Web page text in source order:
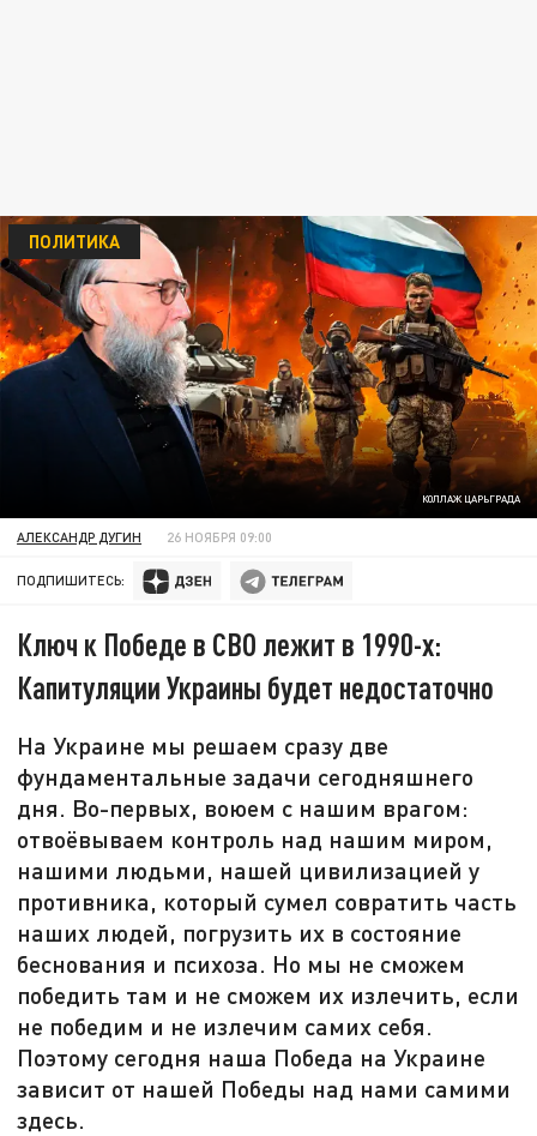
КОЛЛАЖ ЦАРЬГРАДА
ПОЛИТИКА
АЛЕКСАНДР ДУГИН 26 НОЯБРЯ 09:00
ПОДПИШИТЕСЬ:
Ключ к Победе в СВО лежит в 1990-х:
Капитуляции Украины будет недостаточно
На Украине мы решаем сразу две
фундаментальные задачи сегодняшнего
дня. Во-первых, воюем с нашим врагом:
отвоёвываем контроль над нашим миром,
нашими людьми, нашей цивилизацией у
противника, который сумел совратить часть
наших людей, погрузить их в состояние
беснования и психоза. Но мы не сможем
победить там и не сможем их излечить, если
не победим и не излечим самих себя.
Поэтому сегодня наша Победа на Украине
зависит от нашей Победы над нами самими
здесь.